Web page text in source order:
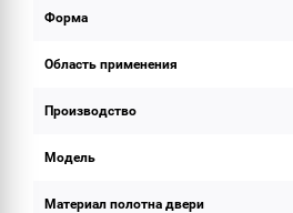
Форма
Область применения
Производство
Модель
Материал полотна двери